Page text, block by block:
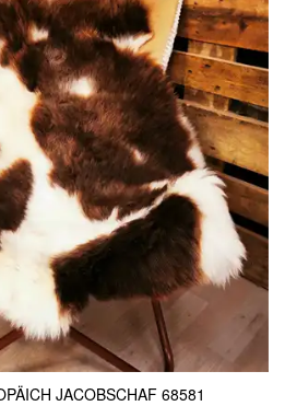
JACOBSCHAF 68581